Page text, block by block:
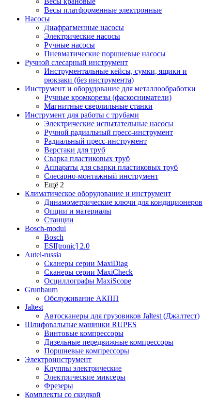
Весы платформенные электронные
Насосы
Диафрагменные насосы
Электрические насосы
Ручные насосы
Пневматические поршневые насосы
Ручной слесарный инструмент
Инструментальные кейсы, сумки, ящики и
рюкзаки (без инструмента)
Инструмент и оборудование для металлообработки
Ручные кромкорезы (фаскосниматели)
Магнитные сверлильные станки
Инструмент для работы с трубами
Электрические испытательные насосы
Ручной радиальный пресс-инструмент
Радиальный пресс-инструмент
Верстаки для труб
Сварка пластиковых труб
Аппараты для сварки пластиковых труб
Слесарно-монтажный инструмент
Ещё 2
Климатическое оборудование и инструмент
Динамометрические ключи для кондиционеров
Опции и материалы
Станции
Bosch-modul
Bosch
ESI[tronic] 2.0
Autel-russia
Сканеры серии MaxiDiag
Сканеры серии MaxiCheck
Осциллографы MaxiScope
Grunbaum
Обслуживание АКПП
Jaltest
Автосканеры для грузовиков Jaltest (Джалтест)
Шлифовальные машинки RUPES
Винтовые компрессоры
Дизельные передвижные компрессоры
Поршневые компрессоры
Электроинструмент
Клуппы электрические
Электрические миксеры
Фрезеры
Комплекты со скидкой